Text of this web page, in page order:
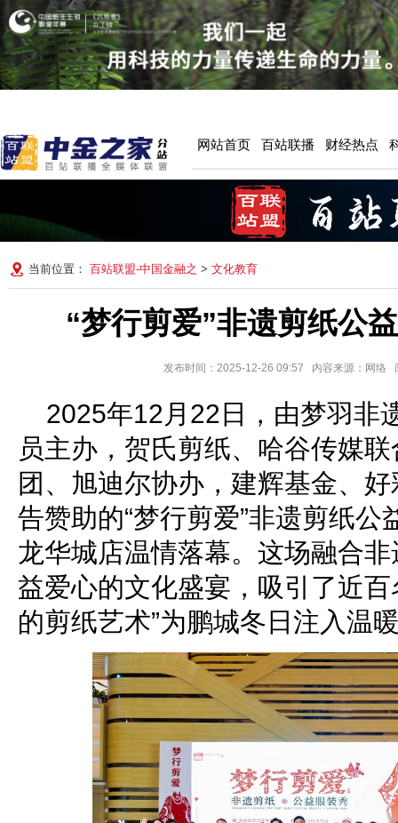
网站首页 百站联播 财经热点
当前位置： 百站联盟-中国金融之 > 文化教育
“梦行剪爱”非遗剪纸公
发布时间：2025-12-26 09:57 内容来源：网络
2025年12月22日，由梦羽非
员主办，贺氏剪纸、哈谷传媒
团、旭迪尔协办，建辉基金、
告赞助的“梦行剪爱”非遗剪纸
龙华城店温情落幕。这场融合
益爱心的文化盛宴，吸引了近
的剪纸艺术”为鹏城冬日注入温